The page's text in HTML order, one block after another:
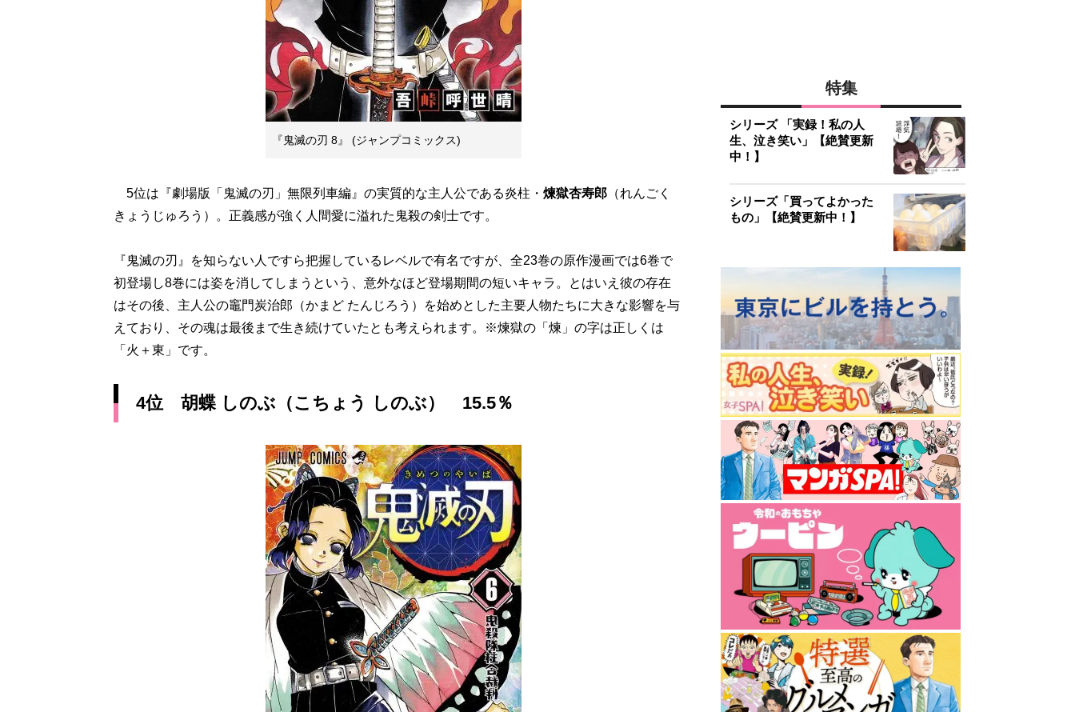
『鬼滅の刃 8』 (ジャンプコミックス)
5位は『劇場版「鬼滅の刃」無限列車編』の実質的な主人公である炎柱・ 煉獄杏寿郎 （れんごく
きょうじゅろう）。正義感が強く人間愛に溢れた鬼殺の剣士です。
『鬼滅の刃』を知らない人ですら把握しているレベルで有名ですが、全23巻の原作漫画では6巻で
初登場し8巻には姿を消してしまうという、意外なほど登場期間の短いキャラ。とはいえ彼の存在
はその後、主人公の竈門炭治郎（かまど たんじろう）を始めとした主要人物たちに大きな影響を与
えており、その魂は最後まで生き続けていたとも考えられます。※煉獄の「煉」の字は正しくは
「火＋東」です。
4位 胡蝶 しのぶ（こちょう しのぶ） 15.5％
特集
シリーズ 「実録！私の人
生、泣き笑い」【絶賛更新
中！】
シリーズ「買ってよかった
もの」【絶賛更新中！】